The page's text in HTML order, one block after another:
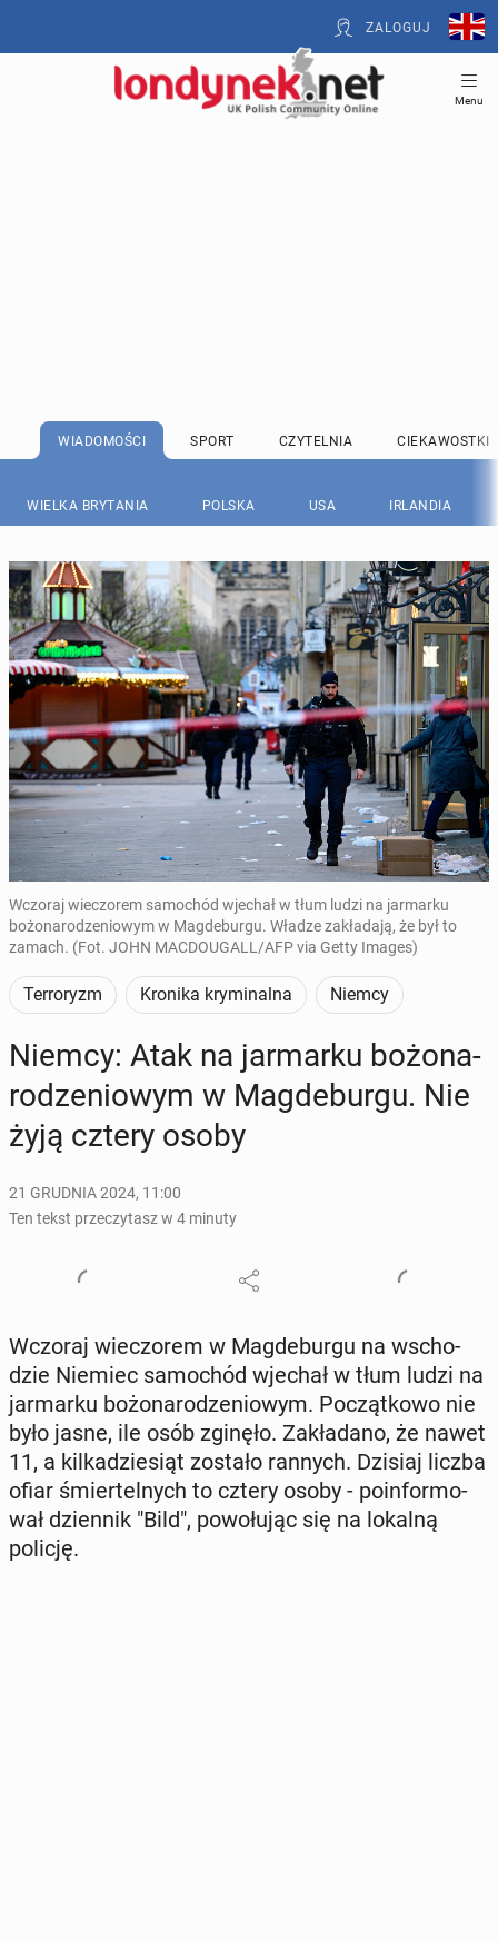
ZALOGUJ
Menu
WIADOMOŚCI SPORT CZYTELNIA CIEKAWOSTKI
WIELKA BRYTANIA POLSKA USA IRLANDIA
Wczoraj wieczorem samochód wjechał w tłum ludzi na jarmarku
bożonarodzeniowym w Magdeburgu. Władze zakładają, że był to
zamach. (Fot. JOHN MACDOUGALL/AFP via Getty Images)
Terroryzm Kronika kryminalna Niemcy
Niemcy: Atak na jar­mar­ku bo­żo­na­
ro­dze­nio­wym w Mag­de­bur­gu. Nie
żyją cztery osoby
21 GRUDNIA 2024, 11:00
Ten tekst przeczytasz w 4 minuty
Wczoraj wie­czo­rem w Mag­de­bur­gu na wscho­
dzie Niemiec sa­mo­chód wjechał w tłum ludzi na
jar­mar­ku bo­żo­na­ro­dze­nio­wym. Po­cząt­ko­wo nie
było jasne, ile osób zginęło. Za­kła­da­no, że nawet
11, a kil­ka­dzie­siąt zostało rannych. Dzisiaj liczba
ofiar śmier­tel­nych to cztery osoby - po­in­for­mo­
wał dzien­nik "Bild", po­wo­łu­jąc się na lokalną
policję.